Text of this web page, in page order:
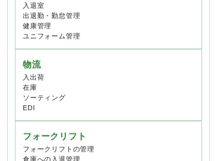
食品工場向け
入退室
出退勤・勤怠管理
健康管理
ユニフォーム管理
物流
入出荷
在庫
ソーティング
EDI
フォークリフト